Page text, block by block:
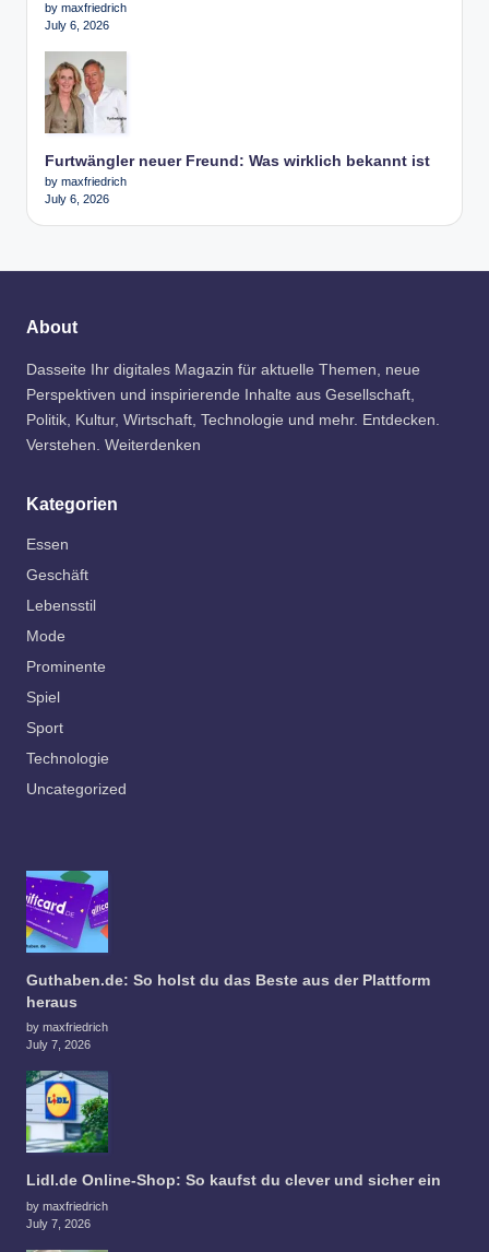
by maxfriedrich
July 6, 2026
Furtwängler neuer Freund: Was wirklich bekannt ist
by maxfriedrich
July 6, 2026
About
Dasseite Ihr digitales Magazin für aktuelle Themen, neue
Perspektiven und inspirierende Inhalte aus Gesellschaft,
Politik, Kultur, Wirtschaft, Technologie und mehr. Entdecken.
Verstehen. Weiterdenken
Kategorien
Essen
Geschäft
Lebensstil
Mode
Prominente
Spiel
Sport
Technologie
Uncategorized
Guthaben.de: So holst du das Beste aus der Plattform
heraus
by maxfriedrich
July 7, 2026
Lidl.de Online-Shop: So kaufst du clever und sicher ein
by maxfriedrich
July 7, 2026